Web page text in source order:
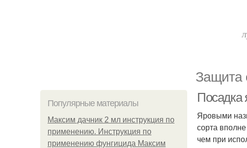
Защита
Популярные материалы
Максим дачник 2 мл инструкция по
применению. Инструкция по
применению фунгицида Максим
Посадка
Яровыми
сорта
чем при